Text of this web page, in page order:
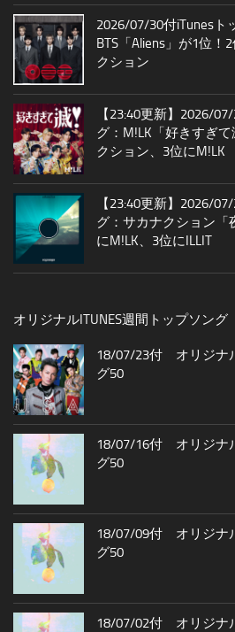
2026/07/30付iTunesト
BTS「Aliens」が1位！
クション
【23:40更新】2026/
グ：M!LK「好きすぎ
クション、3位にM!LK
【23:40更新】2026/
グ：サカナクション「
にM!LK、3位にILLIT
オリジナルITUNES週間トップソング
18/07/23付 オリジナ
グ50
18/07/16付 オリジナ
グ50
18/07/09付 オリジナ
グ50
18/07/02付 オリジナ